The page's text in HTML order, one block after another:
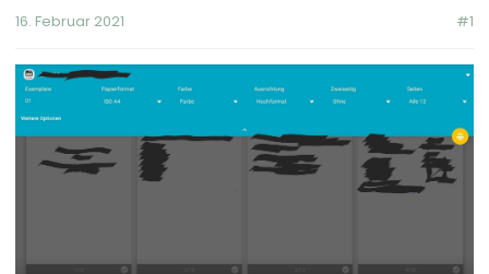
e
m
16. Februar 2021 #1